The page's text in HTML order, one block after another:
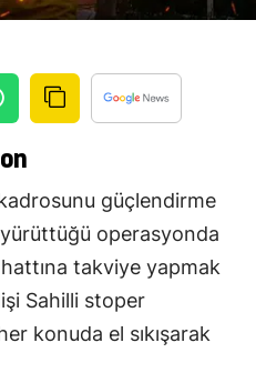
güçlendirme
yürüttüğü operasyonda
takviye yapmak
Sahilli stoper
konuda el sıkışarak